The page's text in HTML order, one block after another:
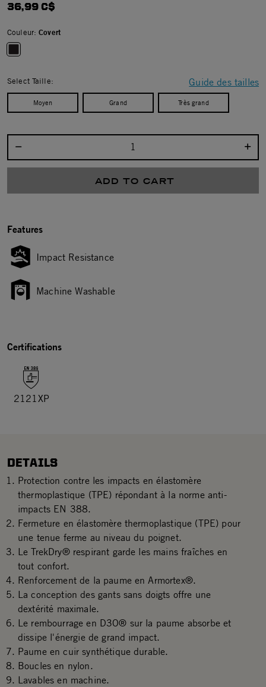
36,99 C$
Couleur:Covert
Guide des tailles
Select Taille:
Moyen Grand Très grand
ADD TO CART
Features
Impact Resistance
Machine Washable
Certifications
2121XP
DETAILS
Protection contre les impacts en élastomère
thermoplastique (TPE) répondant à la norme anti-
impacts EN 388.
Fermeture en élastomère thermoplastique (TPE) pour
une tenue ferme au niveau du poignet.
Le TrekDry® respirant garde les mains fraîches en
tout confort.
Renforcement de la paume en Armortex®.
La conception des gants sans doigts offre une
dextérité maximale.
Le rembourrage en D3O® sur la paume absorbe et
dissipe l'énergie de grand impact.
Paume en cuir synthétique durable.
Boucles en nylon.
Lavables en machine.